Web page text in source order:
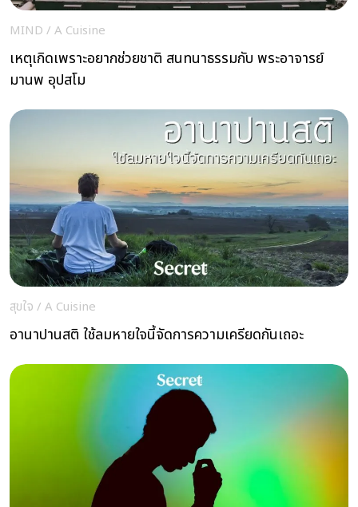
MIND / A Cuisine
เหตุเกิดเพราะอยากช่วยชาติ สนทนาธรรมกับ พระอาจารย์
มานพ อุปสโม
สุขใจ / A Cuisine
อานาปานสติ ใช้ลมหายใจนี้จัดการความเครียดกันเถอะ